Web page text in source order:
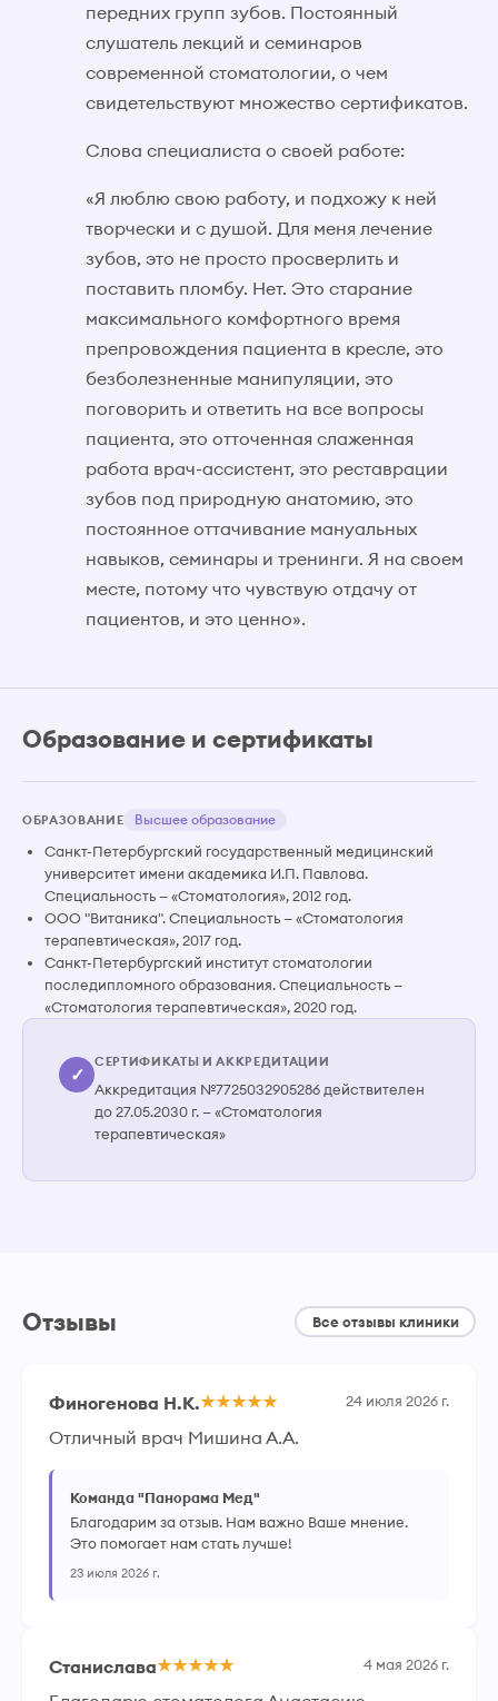
передних групп зубов. Постоянный
слушатель лекций и семинаров
современной стоматологии, о чем
свидетельствуют множество сертификатов.
Слова специалиста о своей работе:
«Я люблю свою работу, и подхожу к ней
творчески и с душой. Для меня лечение
зубов, это не просто просверлить и
поставить пломбу. Нет. Это старание
максимального комфортного время
препровождения пациента в кресле, это
безболезненные манипуляции, это
поговорить и ответить на все вопросы
пациента, это отточенная слаженная
работа врач-ассистент, это реставрации
зубов под природную анатомию, это
постоянное оттачивание мануальных
навыков, семинары и тренинги. Я на своем
месте, потому что чувствую отдачу от
пациентов, и это ценно».
Образование и сертификаты
ОБРАЗОВАНИЕ Высшее образование
Санкт-Петербургский государственный медицинский
университет имени академика И.П. Павлова.
Специальность — «Стоматология», 2012 год.
ООО "Витаника". Специальность — «Стоматология
терапевтическая», 2017 год.
Санкт-Петербургский институт стоматологии
последипломного образования. Специальность —
«Стоматология терапевтическая», 2020 год.
✓
СЕРТИФИКАТЫ И АККРЕДИТАЦИИ
Аккредитация №7725032905286 действителен
до 27.05.2030 г. — «Стоматология
терапевтическая»
Отзывы Все отзывы клиники
Финогенова Н.К. 24 июля 2026 г.
Отличный врач Мишина А.А.
Команда "Панорама Мед"
Благодарим за отзыв. Нам важно Ваше мнение.
Это помогает нам стать лучше!
23 июля 2026 г.
Станислава 4 мая 2026 г.